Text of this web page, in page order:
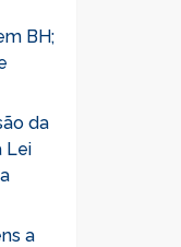
BH;
da
Lei
a